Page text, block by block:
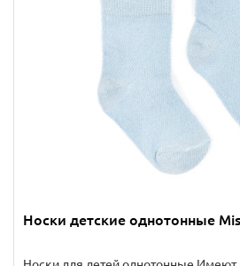
Носки детские однотонные